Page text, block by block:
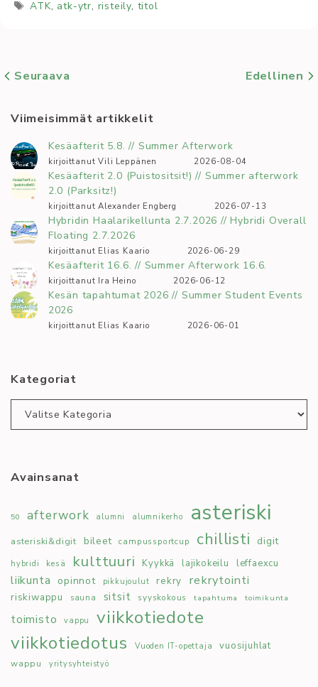
Avainsanat
ATK, atk-ytr, risteily, titol
Seuraava Edellinen
Viimeisimmät artikkelit
Kesäafterit 5.8. // Summer Afterwork
kirjoittanut Vili Leppänen 2026-08-04
Kesäafterit 2.0 (Puistositsit!) // Summer afterwork
2.0 (Parksitz!)
kirjoittanut Alexander Engberg 2026-07-13
Hybridin Haalarikellunta 2.7.2026 // Hybridi Overall
Floating 2.7.2026
kirjoittanut Elias Kaario 2026-06-29
Kesäafterit 16.6. // Summer Afterwork 16.6.
kirjoittanut Ira Heino 2026-06-12
Kesän tapahtumat 2026 // Summer Student Events
2026
kirjoittanut Elias Kaario 2026-06-01
Kategoriat
Kategoriat
Avainsanat
50 afterwork alumni alumnikerho asteriski
asteriski&digit bileet campussportcup chillisti digit
hybridi kesä kulttuuri Kyykkä lajikokeilu leffaexcu
liikunta opinnot pikkujoulut rekry rekrytointi
riskiwappu sauna sitsit syyskokous tapahtuma toimikunta
toimisto vappu
viikkotiedote
viikkotiedotus
Vuoden IT-opettaja vuosijuhlat
wappu yritysyhteistyö